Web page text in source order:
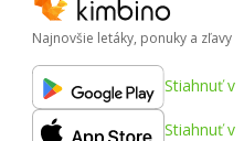
Najnovšie letáky, ponuky a zľavy
Stiahnuť v
Stiahnuť v